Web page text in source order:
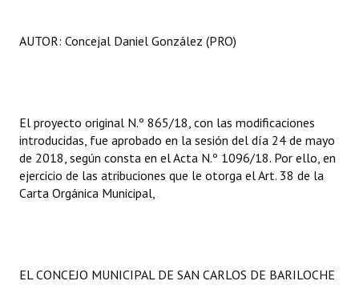
REFORMA DE LA CARTA ORGÁNICA
AUTOR: Concejal Daniel González (PRO)
El proyecto original N.º 865/18, con las modificaciones
introducidas, fue aprobado en la sesión del día 24 de mayo
de 2018, según consta en el Acta N.º 1096/18. Por ello, en
ejercicio de las atribuciones que le otorga el Art. 38 de la
Carta Orgánica Municipal,
EL CONCEJO MUNICIPAL DE SAN CARLOS DE BARILOCHE